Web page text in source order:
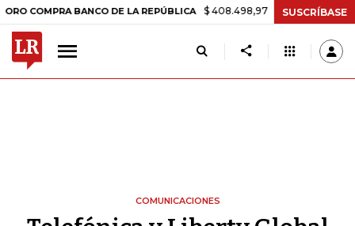
BANCO DE LA REPÚBLICA $ 408.498,97 +$ 8.753,81 +2,19%
SUSCRÍBASE
COMUNICACIONES